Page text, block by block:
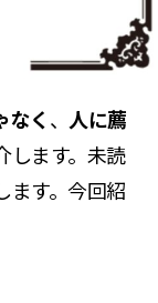
なく 、 人に薦
します。未読
ます。今回紹